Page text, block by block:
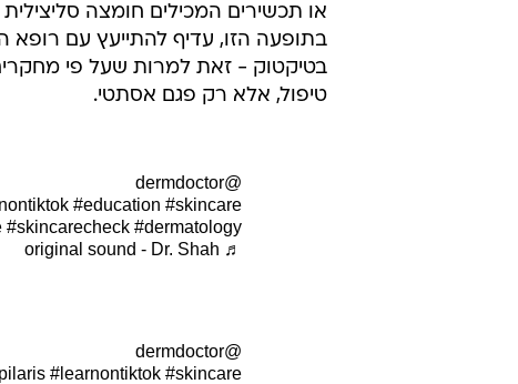
או תכשירים המכילים חומצה
בתופעה הזו, עדיף להתייעץ עם
בטיקטוק - זאת למרות שעל פי
טיפול, אלא רק פגם אסתטי.
@dermdoctor
#education #skincare
#skincarecheck #dermatology
♬ original sound - Dr. Shah
@dermdoctor
#learnontiktok #skincare